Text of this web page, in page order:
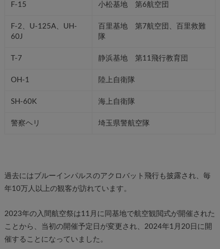
F-15 小松基地 第6航空団
F-2、U-125A、UH-
60J
百里基地 第7航空団、百里救難
隊
T-7 静浜基地 第11飛行教育団
OH-1 陸上自衛隊
SH-60K 海上自衛隊
警察ヘリ 埼玉県警航空隊
過去にはブルーインパルスのアクロバット飛行も披露され、毎
年10万人以上の観客が訪れています。
2023年の入間航空祭は11月に同基地で航空観閲式が開催された
ことから、当初の開催予定日が変更され、2024年1月20日に開
催することになっていました。